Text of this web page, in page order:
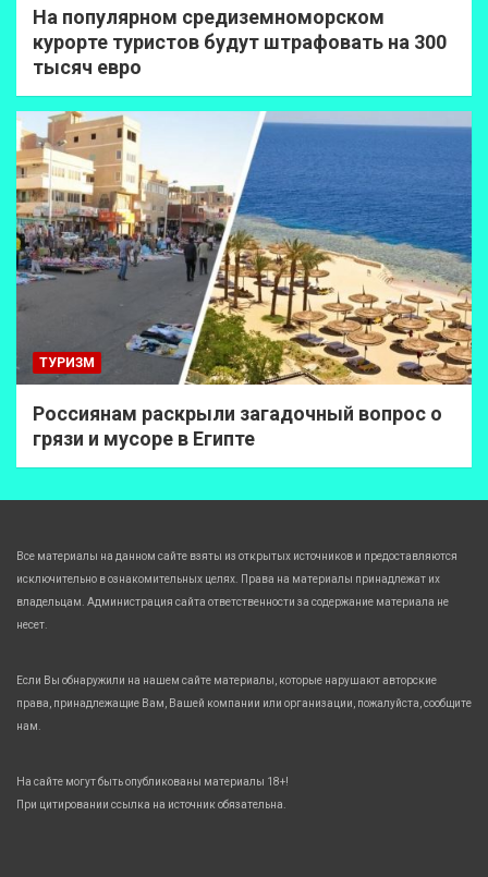
На популярном средиземноморском
курорте туристов будут штрафовать на 300
тысяч евро
ТУРИЗМ
Россиянам раскрыли загадочный вопрос о
грязи и мусоре в Египте
Все материалы на данном сайте взяты из открытых источников и предоставляются
исключительно в ознакомительных целях. Права на материалы принадлежат их
владельцам. Администрация сайта ответственности за содержание материала не
несет.
Если Вы обнаружили на нашем сайте материалы, которые нарушают авторские
права, принадлежащие Вам, Вашей компании или организации, пожалуйста, сообщите
нам.
На сайте могут быть опубликованы материалы 18+!
При цитировании ссылка на источник обязательна.